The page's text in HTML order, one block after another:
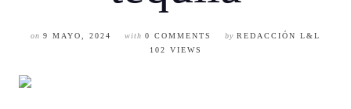
on 9 MAYO, 2024 with 0 COMMENTS by REDACCIÓN L&L
102 VIEWS